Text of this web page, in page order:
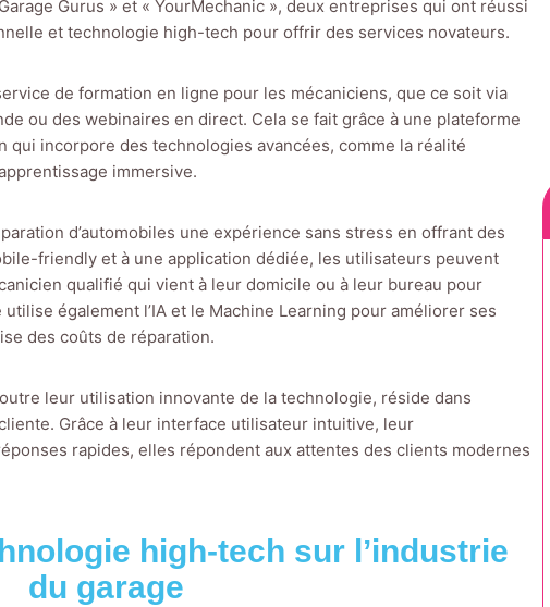
Gurus » et « YourMechanic », deux entreprises qui ont réussi
et technologie high-tech pour offrir des services novateurs.
de formation en ligne pour les mécaniciens, que ce soit via
ou des webinaires en direct. Cela se fait grâce à une plateforme
qui incorpore des technologies avancées, comme la réalité
immersive.
d’automobiles une expérience sans stress en offrant des
friendly et à une application dédiée, les utilisateurs peuvent
qualifié qui vient à leur domicile ou à leur bureau pour
également l’IA et le Machine Learning pour améliorer ses
des coûts de réparation.
leur utilisation innovante de la technologie, réside dans
Grâce à leur interface utilisateur intuitive, leur
rapides, elles répondent aux attentes des clients modernes
high-tech sur l’industrie
du garage